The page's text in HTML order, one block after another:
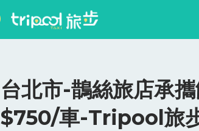
台北市-鵲絲旅店承
$750/車-Tripool旅